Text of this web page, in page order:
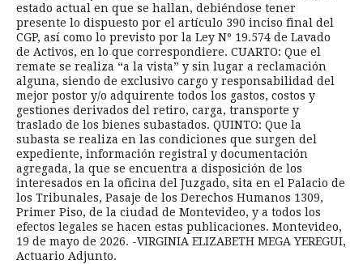
estado actual en que se hallan, debiéndose tener
presente lo dispuesto por el artículo 390 inciso final del
CGP, así como lo previsto por la Ley Nº 19.574 de Lavado
de Activos, en lo que correspondiere. CUARTO: Que el
remate se realiza “a la vista” y sin lugar a reclamación
alguna, siendo de exclusivo cargo y responsabilidad del
mejor postor y/o adquirente todos los gastos, costos y
gestiones derivados del retiro, carga, transporte y
traslado de los bienes subastados. QUINTO: Que la
subasta se realiza en las condiciones que surgen del
expediente, información registral y documentación
agregada, la que se encuentra a disposición de los
interesados en la oficina del Juzgado, sita en el Palacio de
los Tribunales, Pasaje de los Derechos Humanos 1309,
Primer Piso, de la ciudad de Montevideo, y a todos los
efectos legales se hacen estas publicaciones. Montevideo,
19 de mayo de 2026. -VIRGINIA ELIZABETH MEGA YEREGUI,
Actuario Adjunto.